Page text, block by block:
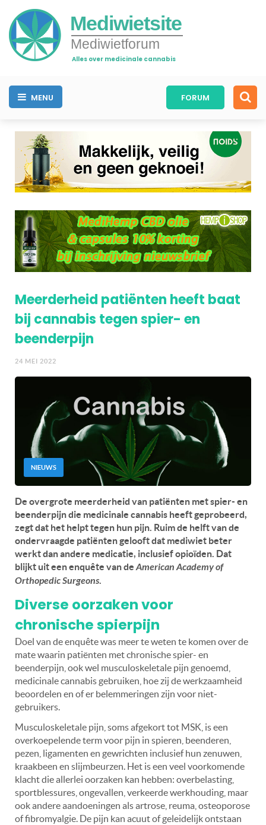
Mediwietsite
Mediwietforum
Alles over medicinale cannabis
MENU FORUM
Meerderheid patiënten heeft baat
bij cannabis tegen spier- en
beenderpijn
24 MEI 2022
NIEUWS
De overgrote meerderheid van patiënten met spier- en
beenderpijn die medicinale cannabis heeft geprobeerd,
zegt dat het helpt tegen hun pijn. Ruim de helft van de
ondervraagde patiënten gelooft dat mediwiet beter
werkt dan andere medicatie, inclusief opioïden. Dat
blijkt uit een enquête van de American Academy of
Orthopedic Surgeons.
Diverse oorzaken voor
chronische spierpijn
Doel van de enquête was meer te weten te komen over de
mate waarin patiënten met chronische spier- en
beenderpijn, ook wel musculoskeletale pijn genoemd,
medicinale cannabis gebruiken, hoe zij de werkzaamheid
beoordelen en of er belemmeringen zijn voor niet-
gebruikers.
Musculoskeletale pijn, soms afgekort tot MSK, is een
overkoepelende term voor pijn in spieren, beenderen,
pezen, ligamenten en gewrichten inclusief hun zenuwen,
kraakbeen en slijmbeurzen. Het is een veel voorkomende
klacht die allerlei oorzaken kan hebben: overbelasting,
sportblessures, ongevallen, verkeerde werkhouding, maar
ook andere aandoeningen als artrose, reuma, osteoporose
of fibromyalgie. De pijn kan acuut of geleidelijk ontstaan